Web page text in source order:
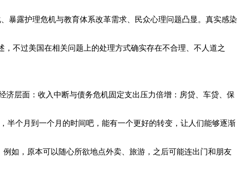
暴露护理危机与教育体系改革需求、民众心理问题凸显。真实感染
不过美国在相关问题上的处理方式确实存在不合理、不人道之
济层面：收入中断与债务危机固定支出压力倍增：房贷、车贷、保
半个月到一个月的时间吧，能有一个更好的转变，让人们能够逐渐
如，原本可以随心所欲地点外卖、旅游，之后可能连出门和朋友